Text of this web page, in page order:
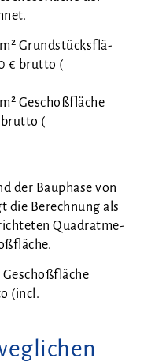
Grund­stücks­flä­
€ brut­to (
Geschoß­flä­che
brut­to (
der Bau­pha­se von
die Berech­nung als
Qua­drat­me­
Geschoß­flä­che
(incl.